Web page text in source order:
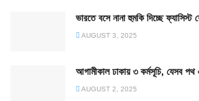
ভারতে বসে নানা হুমকি দিচ্ছে ফ্যাসিস্ট
AUGUST 3, 2025
আগামীকাল ঢাকায় ৩ কর্মসূচি, যেসব
AUGUST 2, 2025